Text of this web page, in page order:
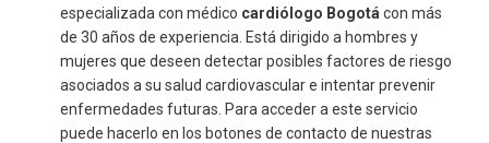
especializada con médico cardiólogo Bogotá con más
de 30 años de experiencia. Está dirigido a hombres y
mujeres que deseen detectar posibles factores de riesgo
asociados a su salud cardiovascular e intentar prevenir
enfermedades futuras. Para acceder a este servicio
puede hacerlo en los botones de contacto de nuestras